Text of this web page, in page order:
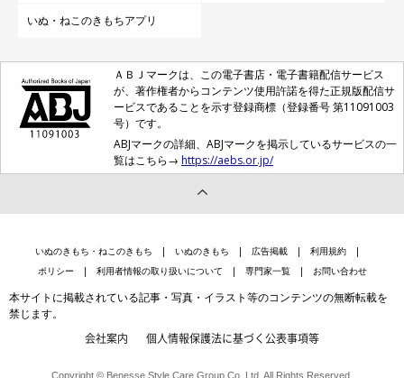
いぬ・ねこのきもちアプリ
ＡＢＪマークは、この電子書店・電子書籍配信サービス
が、著作権者からコンテンツ使用許諾を得た正規版配信サ
ービスであることを示す登録商標（登録番号 第11091003
号）です。
ABJマークの詳細、ABJマークを掲示しているサービスの一
覧はこちら→ https://aebs.or.jp/
いぬのきもち・ねこのきもち いぬのきもち 広告掲載
利用規約
ポリシー
利用者情報の取り扱いについて 専門家一覧 お問い合わせ
本サイトに掲載されている記事・写真・イラスト等のコンテンツの無断転載を
禁じます。
会社案内 個人情報保護法に基づく公表事項等
Copyright © Benesse Style Care Group Co.,Ltd. All Rights Reserved.